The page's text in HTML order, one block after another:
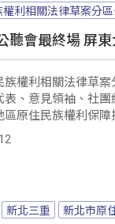
利相關法律草案分
聽會最終場 屏
族權利相關法律草
表、意見領袖、社
原住民族權利保
身分取得、歲時祭
，提出許多意見。
新北三重 新北市原